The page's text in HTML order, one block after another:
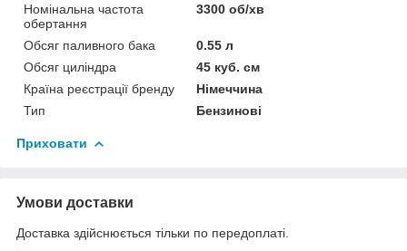
Номінальна частота
обертання
3300 об/хв
Обсяг паливного бака
0.55 л
Обсяг циліндра
45 куб. см
Країна реєстрації бренду
Німеччина
Тип
Бензинові
Приховати
Умови доставки
Доставка здійснюється тільки по передоплаті.